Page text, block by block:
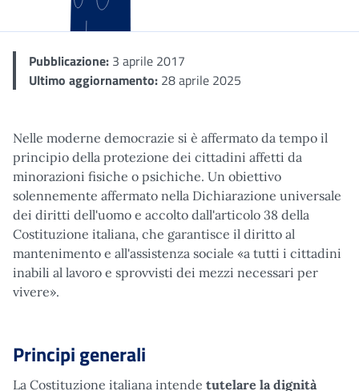
Dettaglio
Pubblicazione: 3 aprile 2017
Ultimo aggiornamento: 28 aprile 2025
Nelle moderne democrazie si è affermato da tempo il
principio della protezione dei cittadini affetti da
minorazioni fisiche o psichiche. Un obiettivo
solennemente affermato nella Dichiarazione universale
dei diritti dell'uomo e accolto dall'articolo 38 della
Costituzione italiana, che garantisce il diritto al
mantenimento e all'assistenza sociale «a tutti i cittadini
inabili al lavoro e sprovvisti dei mezzi necessari per
vivere».
Principi generali
La Costituzione italiana intende tutelare la dignità